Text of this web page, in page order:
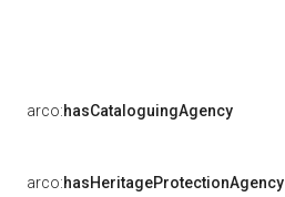
arco:hasCataloguingAgency
arco:hasHeritageProtectionAgency